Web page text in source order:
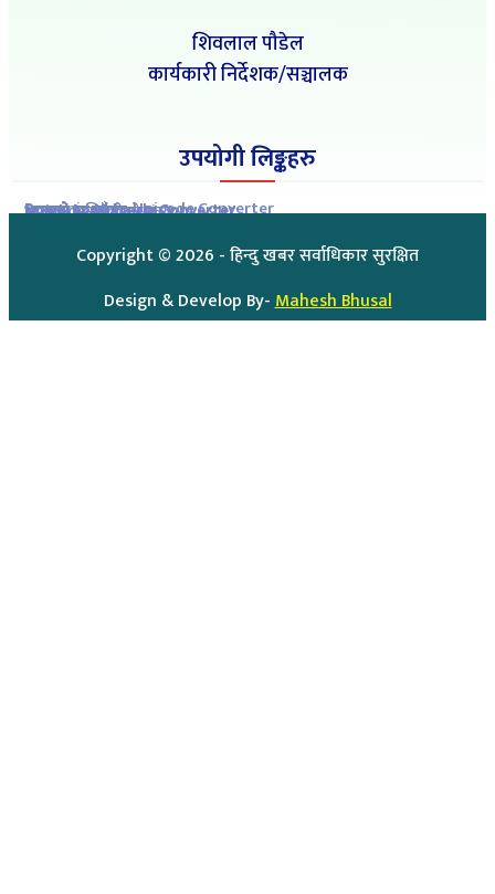
शिवलाल पौडेल
कार्यकारी निर्देशक/सञ्चालक
उपयोगी लिङ्कहरु
Romanized to Unicode Converter
Preeti to Unicode Converter
Unicode to Preeti Converter
आजको राशिफल
आजको सुनचाँदीको मुल्य
Copyright ©2026 - हिन्दु खबर सर्वाधिकार सुरक्षित
Design & Develop By-Mahesh Bhusal